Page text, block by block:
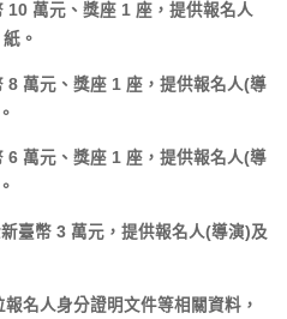
10 萬元、獎座 1 座，提供報名人
。
萬元、獎座 1 座，提供報名人(導
萬元、獎座 1 座，提供報名人(導
臺幣 3 萬元，提供報名人(導演)及
名人身分證明文件等相關資料，